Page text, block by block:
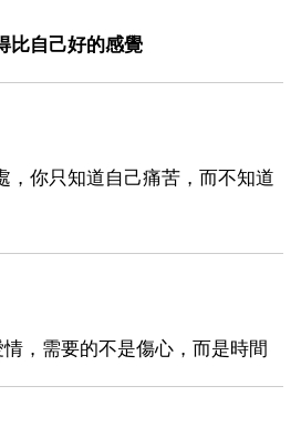
比自己好的感覺
，你只知道自己痛苦，而不知道
，需要的不是傷心，而是時間